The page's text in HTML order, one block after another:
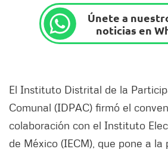
Únete a
noticias en
El Instituto Distrital de la
Comunal (IDPAC) firmó el
colaboración con el Instituto
de México (IECM), que pone a la